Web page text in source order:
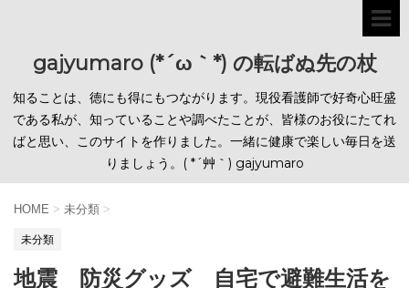
gajyumaro (*´ω｀*) の転ばぬ先の杖
知ることは、徳にも得にもつながります。現役看護師で好奇心旺盛
である私が、知っていることや調べたことが、皆様のお役にたてれ
ばと思い、このサイトを作りました。一緒に健康で楽しい毎日を送
りましょう。( *´艸｀) gajyumaro
HOME > 未分類 >
未分類
地震 防災グッズ 自宅で避難生活を